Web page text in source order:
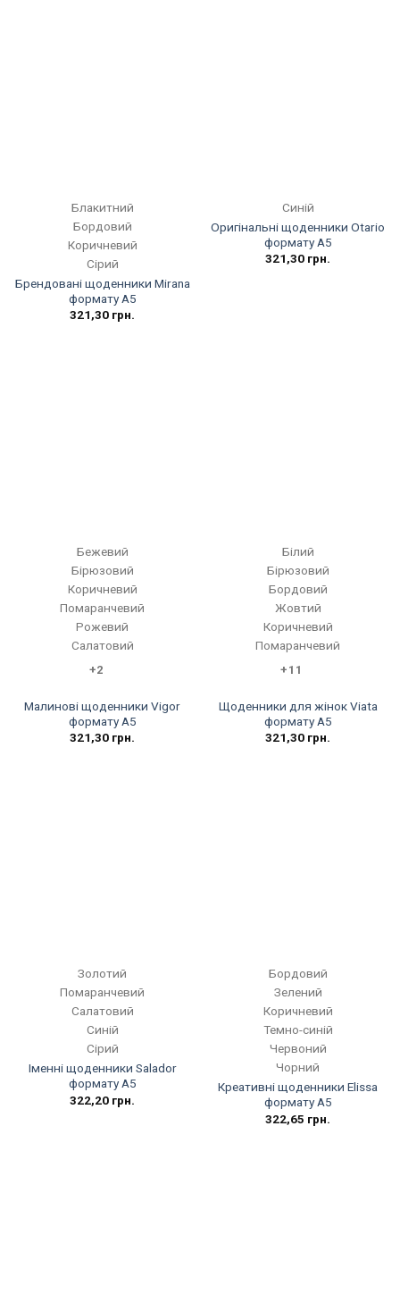
Блакитний
Бордовий
Коричневий
Сірий
Брендовані щоденники Mirana
формату А5
321,30 грн.
Синій
Оригінальні щоденники Otario
формату А5
321,30 грн.
Бежевий
Бірюзовий
Коричневий
Помаранчевий
Рожевий
Салатовий
+2
Малинові щоденники Vigor
формату А5
321,30 грн.
Білий
Бірюзовий
Бордовий
Жовтий
Коричневий
Помаранчевий
+11
Щоденники для жінок Viata
формату А5
321,30 грн.
Золотий
Помаранчевий
Салатовий
Синій
Сірий
Іменні щоденники Salador
формату А5
322,20 грн.
Бордовий
Зелений
Коричневий
Темно-синій
Червоний
Чорний
Креативні щоденники Elissa
формату А5
322,65 грн.